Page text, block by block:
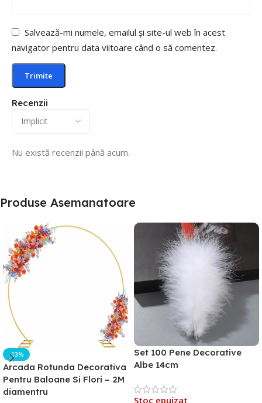
Recenzii
Nu există recenzii până acum.
Salvează-mi numele, emailul și site-ul web în acest
navigator pentru data viitoare când o să comentez.
Produse Asemanatoare
-13%
Arcada Rotunda Decorativa
Pentru Baloane Si Flori – 2M
diamentru
Set 100 Pene Decorative
Albe 14cm
Stoc epuizat